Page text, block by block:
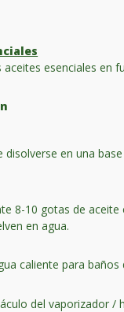
esenciales en
disolverse en una
8-10 gotas de
en agua.
caliente para
del vaporizador /